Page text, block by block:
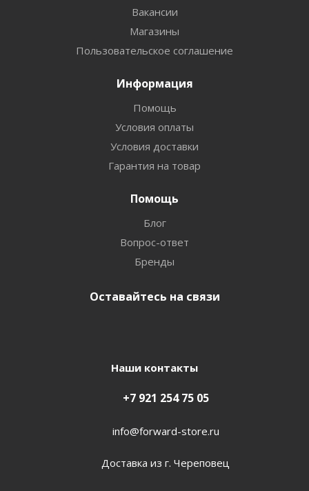
Вакансии
Магазины
Пользовательское соглашение
Информация
Помощь
Условия оплаты
Условия доставки
Гарантия на товар
Помощь
Блог
Вопрос-ответ
Бренды
Оставайтесь на связи
Наши контакты
+7 921 254 75 05
info@forward-store.ru
Доставка из г. Череповец